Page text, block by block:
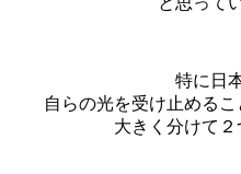
特に日
自らの光を受け止める
大きく分けて２